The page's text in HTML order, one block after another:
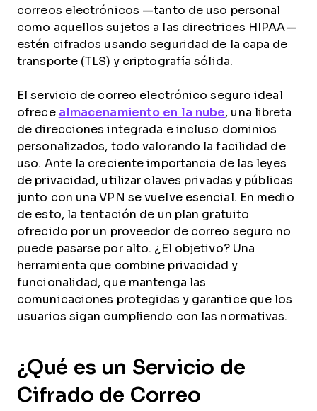
correos electrónicos —tanto de uso personal
como aquellos sujetos a las directrices HIPAA—
estén cifrados usando seguridad de la capa de
transporte (TLS) y criptografía sólida.
El servicio de correo electrónico seguro ideal
ofrece almacenamiento en la nube, una libreta
de direcciones integrada e incluso dominios
personalizados, todo valorando la facilidad de
uso. Ante la creciente importancia de las leyes
de privacidad, utilizar claves privadas y públicas
junto con una VPN se vuelve esencial. En medio
de esto, la tentación de un plan gratuito
ofrecido por un proveedor de correo seguro no
puede pasarse por alto. ¿El objetivo? Una
herramienta que combine privacidad y
funcionalidad, que mantenga las
comunicaciones protegidas y garantice que los
usuarios sigan cumpliendo con las normativas.
¿Qué es un Servicio de
Cifrado de Correo